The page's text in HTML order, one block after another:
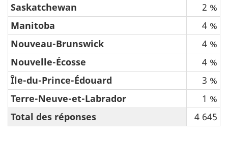
Saskatchewan
2 %
Manitoba
4 %
Nouveau-Brunswick
4 %
Nouvelle-Écosse
4 %
Île-du-Prince-Édouard
3 %
Terre-Neuve-et-Labrador
1 %
Total des réponses
4 645